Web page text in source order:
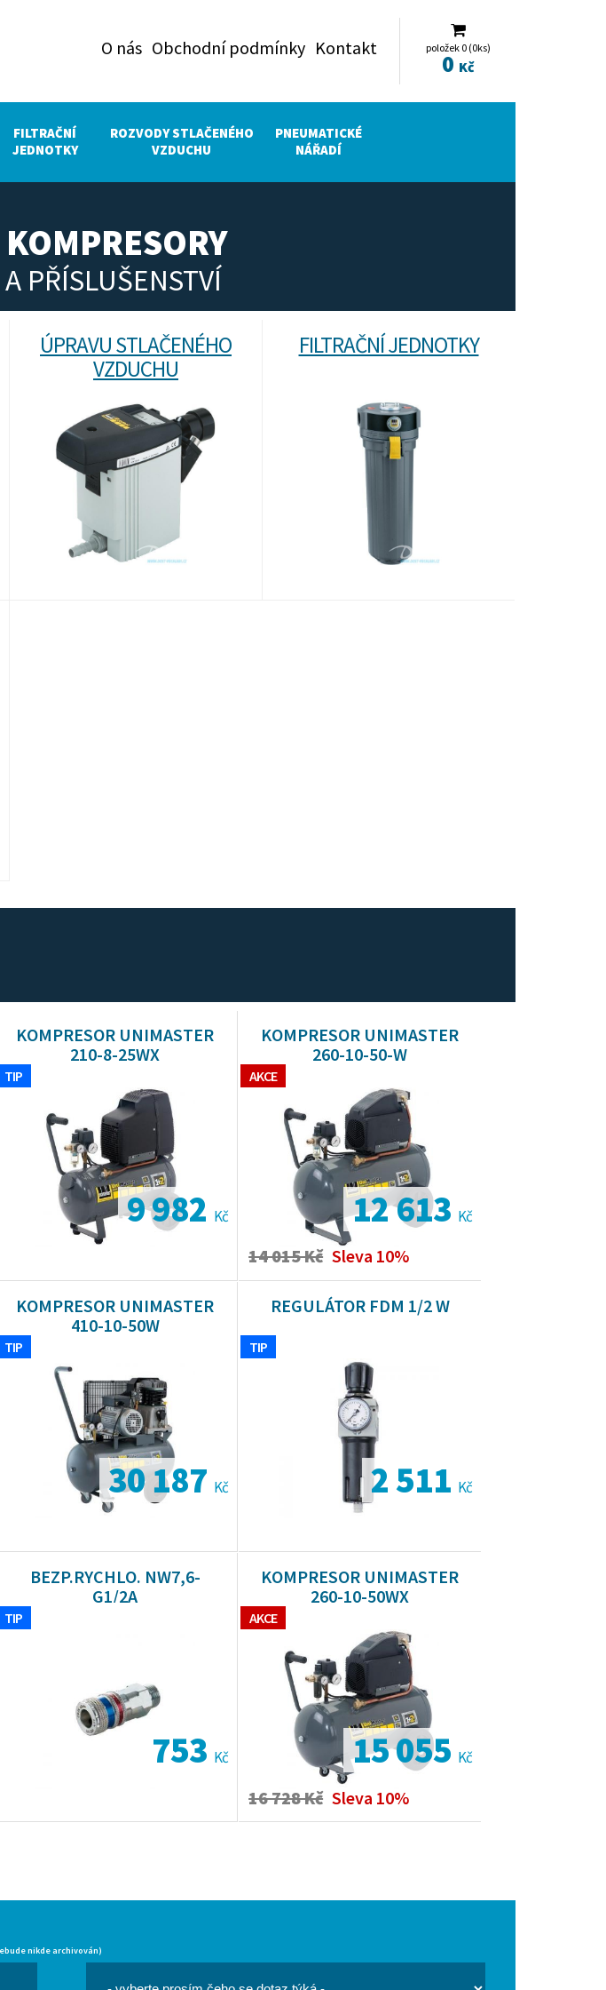
položek 0 (0ks)
0 Kč
O nás Obchodní podmínky Kontakt
FILTRAČNÍ
JEDNOTKY
ROZVODY STLAČENÉHO
VZDUCHU
PNEUMATICKÉ
NÁŘADÍ
PŘÍSLUŠENSTVÍ
ÚPRAVU STLAČENÉHO
VZDUCHU
FILTRAČNÍ JEDNOTKY
TIP
KOMPRESOR UNIMASTER
210-8-25WX
9 982 Kč
AKCE
KOMPRESOR UNIMASTER
260-10-50-W
14 015 Kč Sleva 10%
12 613 Kč
TIP
KOMPRESOR UNIMASTER
410-10-50W
30 187 Kč
TIP
REGULÁTOR FDM 1/2 W
2 511 Kč
TIP
BEZP.RYCHLO. NW7,6-
G1/2A
753 Kč
AKCE
KOMPRESOR UNIMASTER
260-10-50WX
16 728 Kč Sleva 10%
15 055 Kč
nikde archivován)